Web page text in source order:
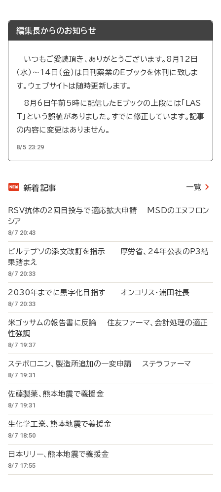
編集長からのお知らせ
いつもご愛読頂き、ありがとうございます。8月12日
（水）～14日（金）は日刊薬業のEブックを休刊に致しま
す。ウェブサイトは随時更新します。
8月6日午前5時に配信したEブックの上段には「LAS
T」という誤植がありました。すでに修正しています。記事
の内容に変更はありません。
8/5 23:29
新着記事 一覧
RSV抗体の2回目投与で適応拡大申請 MSDのエヌフロン
シア
8/7 20:43
ビルテプソの添文改訂を指示 厚労省、24年公表のP3結
果踏まえ
8/7 20:33
2030年までに黒字化目指す オンコリス・浦田社長
8/7 20:33
米ゴッサムの報告書に反論 住友ファーマ、会計処理の適正
性強調
8/7 19:37
ステボロニン、製造所追加の一変申請 ステラファーマ
8/7 19:31
佐藤製薬、熊本地震で義援金
8/7 19:31
生化学工業、熊本地震で義援金
8/7 18:50
日本リリー、熊本地震で義援金
8/7 17:55